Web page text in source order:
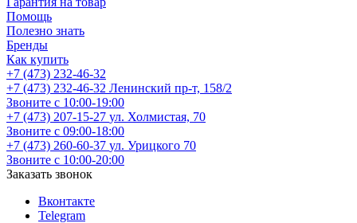
Помощь
Полезно знать
Бренды
Как купить
+7 (473) 232-46-32
+7 (473) 232-46-32 Ленинский пр-т, 158/2
Звоните с 10:00-19:00
+7 (473) 207-15-27 ул. Холмистая, 70
Звоните с 09:00-18:00
+7 (473) 260-60-37 ул. Урицкого 70
Звоните с 10:00-20:00
Заказать звонок
Вконтакте
Telegram